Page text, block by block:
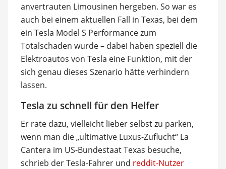
anvertrauten Limousinen hergeben. So war es
auch bei einem aktuellen Fall in Texas, bei dem
ein Tesla Model S Performance zum
Totalschaden wurde – dabei haben speziell die
Elektroautos von Tesla eine Funktion, mit der
sich genau dieses Szenario hätte verhindern
lassen.
Tesla zu schnell für den Helfer
Er rate dazu, vielleicht lieber selbst zu parken,
wenn man die „ultimative Luxus-Zuflucht“ La
Cantera im US-Bundestaat Texas besuche,
schrieb der Tesla-Fahrer und reddit-Nutzer